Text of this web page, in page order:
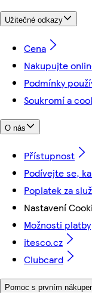
Užitečné odkazy
Cena
Nakupujte
Podmínky
Soukromí a
O nás
Přístupnost
Podívejte se,
Poplatek za
Nastavení
Možnosti platby
itesco.cz
Clubcard
Pomoc s prvním